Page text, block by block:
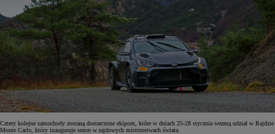
Cztery kolejne samochody zostaną dostarczone ekipom, które w dniach 25-28 stycznia wezmą udział w Rajdzie
Monte Carlo, który inauguruje sezon w rajdowych mistrzostwach świata.